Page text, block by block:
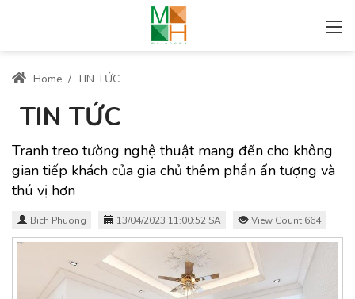
Home / TIN TỨC
TIN TỨC
Tranh treo tường nghệ thuật mang đến cho không
gian tiếp khách của gia chủ thêm phần ấn tượng và
thú vị hơn
Bich Phuong 13/04/2023 11:00:52 SA View Count 664